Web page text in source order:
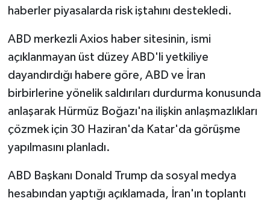
haberler piyasalarda risk iştahını destekledi.
ABD merkezli Axios haber sitesinin, ismi
açıklanmayan üst düzey ABD'li yetkiliye
dayandırdığı habere göre, ABD ve İran
birbirlerine yönelik saldırıları durdurma konusunda
anlaşarak Hürmüz Boğazı'na ilişkin anlaşmazlıkları
çözmek için 30 Haziran'da Katar'da görüşme
yapılmasını planladı.
ABD Başkanı Donald Trump da sosyal medya
hesabından yaptığı açıklamada, İran'ın toplantı